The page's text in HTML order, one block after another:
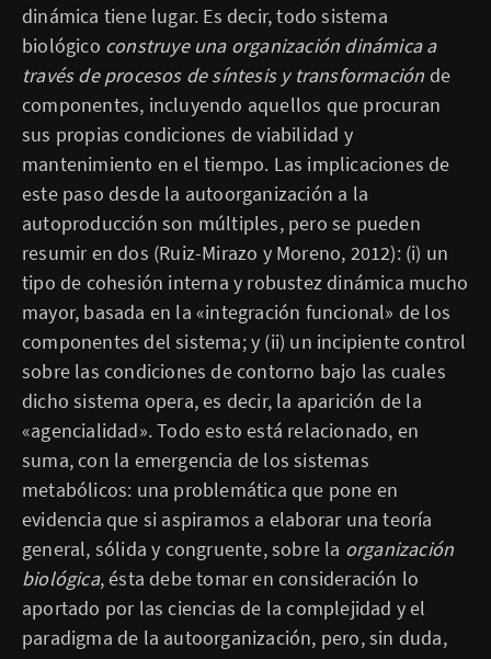
dinámica tiene lugar. Es decir, todo sistema
biológico construye una organización dinámica a
través de procesos de síntesis y transformación de
componentes, incluyendo aquellos que procuran
sus propias condiciones de viabilidad y
mantenimiento en el tiempo. Las implicaciones de
este paso desde la autoorganización a la
autoproducción son múltiples, pero se pueden
resumir en dos (Ruiz-Mirazo y Moreno, 2012): (i) un
tipo de cohesión interna y robustez dinámica mucho
mayor, basada en la «integración funcional» de los
componentes del sistema; y (ii) un incipiente control
sobre las condiciones de contorno bajo las cuales
dicho sistema opera, es decir, la aparición de la
«agencialidad». Todo esto está relacionado, en
suma, con la emergencia de los sistemas
metabólicos: una problemática que pone en
evidencia que si aspiramos a elaborar una teoría
general, sólida y congruente, sobre la organización
biológica, ésta debe tomar en consideración lo
aportado por las ciencias de la complejidad y el
paradigma de la autoorganización, pero, sin duda,